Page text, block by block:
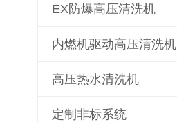
EX防爆高压清洗机
内燃机驱动高压清洗机
高压热水清洗机
定制非标系统